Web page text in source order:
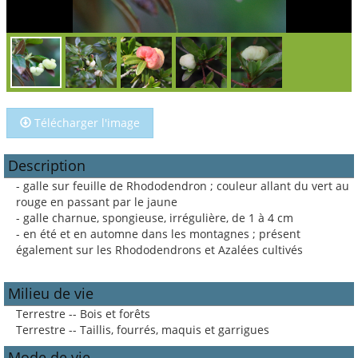
Télécharger l'image
Description
- galle sur feuille de Rhododendron ; couleur allant du vert au
rouge en passant par le jaune
- galle charnue, spongieuse, irrégulière, de 1 à 4 cm
- en été et en automne dans les montagnes ; présent
également sur les Rhododendrons et Azalées cultivés
Milieu de vie
Terrestre -- Bois et forêts
Terrestre -- Taillis, fourrés, maquis et garrigues